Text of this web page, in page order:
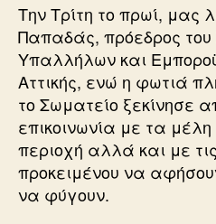
Την Τρίτη το πρωί, μας
Παπαδάς, πρόεδρος του
Υπαλλήλων και
Αττικής, ενώ η φωτιά
το Σωματείο ξεκίνησε
επικοινωνία με τα
περιοχή αλλά και με
προκειμένου να
να φύγουν.